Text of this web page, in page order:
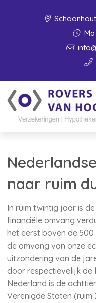
naar ruim
In ruim twintig jaar is
financiële omvang
het eerst boven de
de omvang van onze
uitzondering van de
door respectievelijk de
Nederland is de
Verenigde Staten (ruim